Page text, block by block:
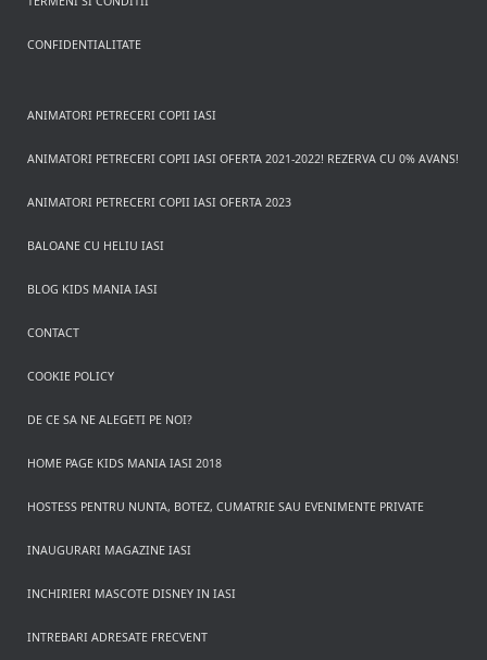
CONFIDENTIALITATE
ANIMATORI PETRECERI COPII IASI
ANIMATORI PETRECERI COPII IASI OFERTA 2021-2022! REZERVA CU 0% AVANS!
ANIMATORI PETRECERI COPII IASI OFERTA 2023
BALOANE CU HELIU IASI
BLOG KIDS MANIA IASI
CONTACT
COOKIE POLICY
DE CE SA NE ALEGETI PE NOI?
HOME PAGE KIDS MANIA IASI 2018
HOSTESS PENTRU NUNTA, BOTEZ, CUMATRIE SAU EVENIMENTE PRIVATE
INAUGURARI MAGAZINE IASI
INCHIRIERI MASCOTE DISNEY IN IASI
INTREBARI ADRESATE FRECVENT